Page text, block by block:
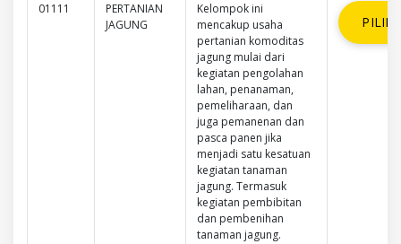
01111
PERTANIAN
JAGUNG
Kelompok ini
mencakup usaha
pertanian komoditas
jagung mulai dari
kegiatan pengolahan
lahan, penanaman,
pemeliharaan, dan
juga pemanenan dan
pasca panen jika
menjadi satu kesatuan
kegiatan tanaman
jagung. Termasuk
kegiatan pembibitan
dan pembenihan
tanaman jagung.
PILIH